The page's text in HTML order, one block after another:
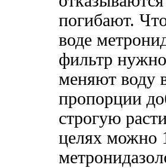
погибают.
воде
фильтр
меняют воду
пропорции
строгую
целях можно